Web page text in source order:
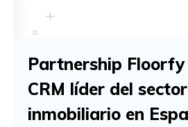
Partnership
CRM líder del sector
inmobiliario en